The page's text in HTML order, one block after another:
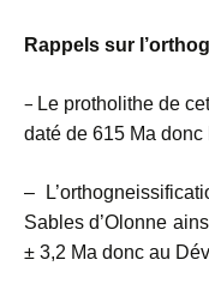
Rappels sur
– Le protholithe de
daté de 615 Ma donc
–
Sables d’Olonne
± 3,2 Ma donc au